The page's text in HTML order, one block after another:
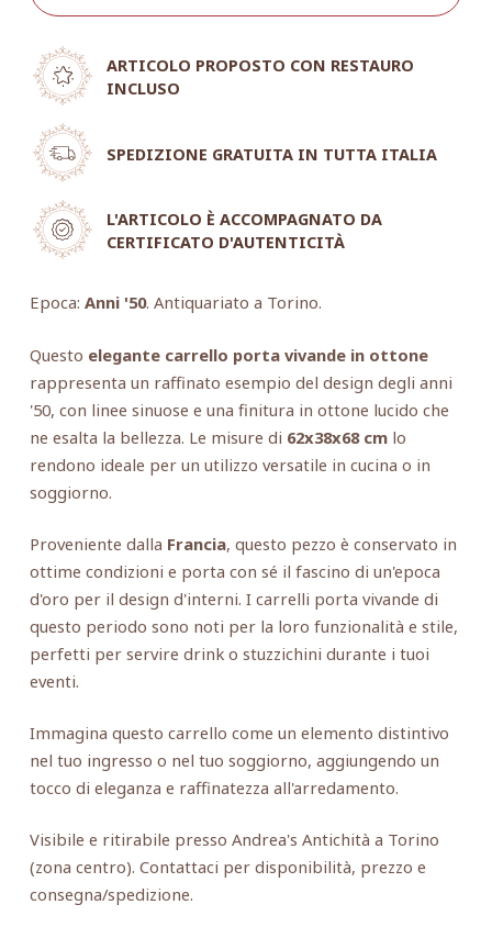
ARTICOLO PROPOSTO CON RESTAURO
INCLUSO
SPEDIZIONE GRATUITA IN TUTTA ITALIA
L'ARTICOLO È ACCOMPAGNATO DA
CERTIFICATO D'AUTENTICITÀ
Epoca: Anni '50. Antiquariato a Torino.
Questo elegante carrello porta vivande in ottone
rappresenta un raffinato esempio del design degli anni
'50, con linee sinuose e una finitura in ottone lucido che
ne esalta la bellezza. Le misure di 62x38x68 cmlo
rendono ideale per un utilizzo versatile in cucina o in
soggiorno.
Proveniente dalla Francia, questo pezzo è conservato in
ottime condizioni e porta con sé il fascino di un'epoca
d'oro per il design d'interni. I carrelli porta vivande di
questo periodo sono noti per la loro funzionalità e stile,
perfetti per servire drink o stuzzichini durante i tuoi
eventi.
Immagina questo carrello come un elemento distintivo
nel tuo ingresso o nel tuo soggiorno, aggiungendo un
tocco di eleganza e raffinatezza all'arredamento.
Visibile e ritirabile presso Andrea's Antichità a Torino
(zona centro). Contattaci per disponibilità, prezzo e
consegna/spedizione.